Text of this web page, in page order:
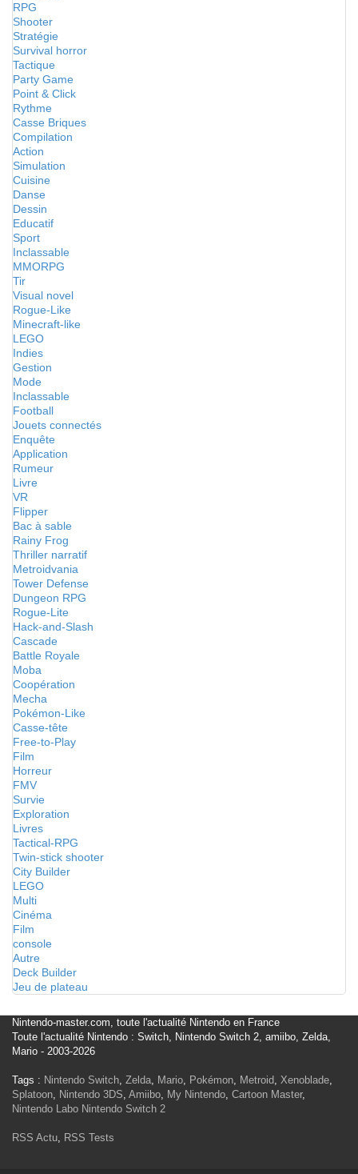
RPG
Shooter
Stratégie
Survival horror
Tactique
Party Game
Point & Click
Rythme
Casse Briques
Compilation
Action
Simulation
Cuisine
Danse
Dessin
Educatif
Sport
Inclassable
MMORPG
Tir
Visual novel
Rogue-Like
Minecraft-like
LEGO
Indies
Gestion
Mode
Inclassable
Football
Jouets connectés
Enquête
Application
Rumeur
Livre
VR
Flipper
Bac à sable
Rainy Frog
Thriller narratif
Metroidvania
Tower Defense
Dungeon RPG
Rogue-Lite
Hack-and-Slash
Cascade
Battle Royale
Moba
Coopération
Mecha
Pokémon-Like
Casse-tête
Free-to-Play
Film
Horreur
FMV
Survie
Exploration
Livres
Tactical-RPG
Twin-stick shooter
City Builder
LEGO
Multi
Cinéma
Film
console
Autre
Deck Builder
Jeu de plateau
Nintendo-master.com, toute l'actualité Nintendo en France
Toute l'actualité Nintendo : Switch, Nintendo Switch 2, amiibo, Zelda,
Mario - 2003-2026
Tags : Nintendo Switch, Zelda, Mario, Pokémon, Metroid, Xenoblade,
Splatoon, Nintendo 3DS, Amiibo, My Nintendo, Cartoon Master,
Nintendo Labo Nintendo Switch 2
RSS Actu, RSS Tests